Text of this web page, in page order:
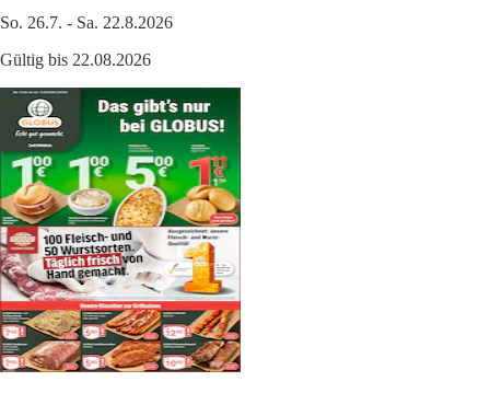
So. 26.7. - Sa. 22.8.2026
Gültig bis 22.08.2026